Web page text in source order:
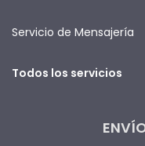
Servicio de Mensajería
Todos los servicios